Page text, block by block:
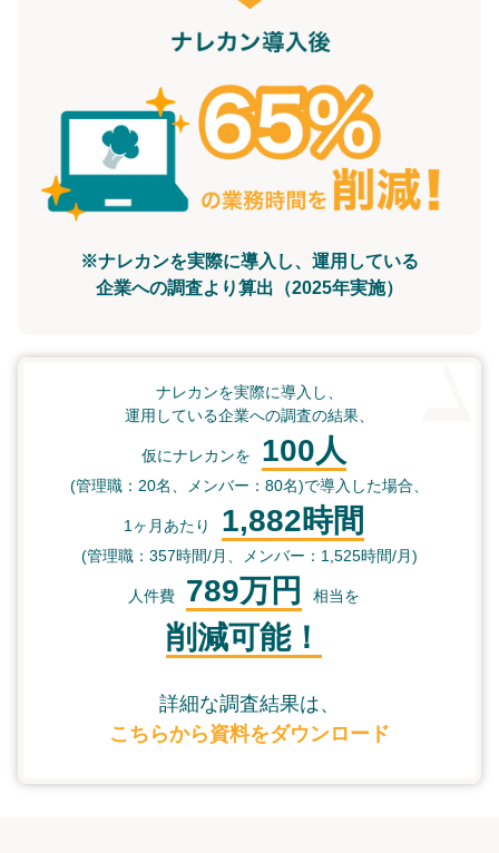
※ナレカンを実際に導入し、運用している
企業への調査より算出（2025年実施）
ナレカンを実際に導入し、
運用している企業への調査の結果、
仮にナレカンを 100人
(管理職：20名、メンバー：80名)で導入した場合、
1ヶ月あたり 1,882時間
(管理職：357時間/月、メンバー：1,525時間/月)
人件費 789万円 相当を
削減可能！
詳細な調査結果は、
こちらから資料をダウンロード